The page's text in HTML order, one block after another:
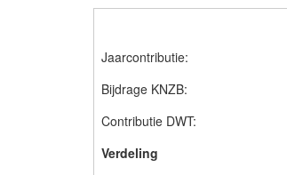
Jaarcontributie:
Bijdrage KNZB:
Contributie DWT:
Verdeling